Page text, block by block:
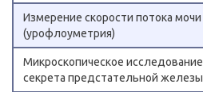
Измерение скорости потока мочи
(урофлоуметрия)
Микроскопическое исследование
секрета предстательной железы